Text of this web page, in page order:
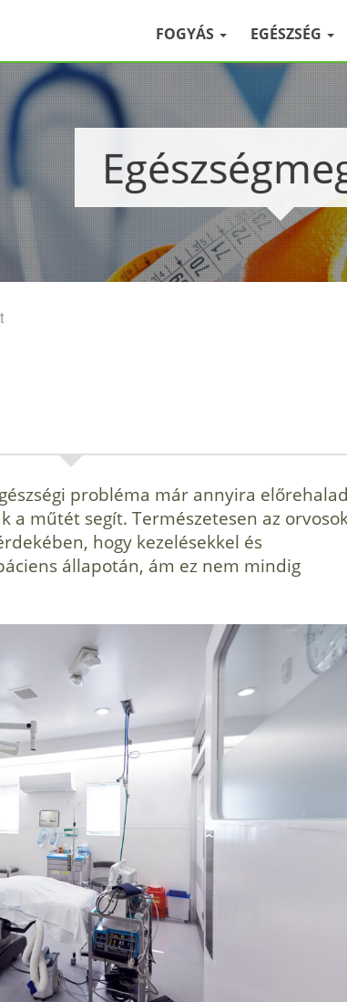
FOGYÁS EGÉSZSÉG
probléma már annyira
a műtét segít. Természetesen az
hogy kezelésekkel és
állapotán, ám ez nem mindig